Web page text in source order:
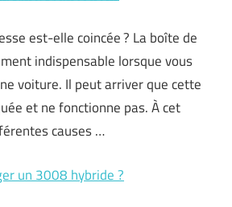
est-elle coincée ? La boîte de
indispensable lorsque vous
voiture. Il peut arriver que cette
et ne fonctionne pas. À cet
causes …
un 3008 hybride ?